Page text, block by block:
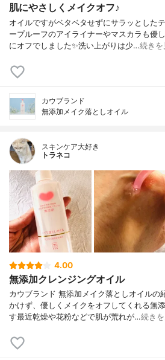
肌にやさしくメイクオフ♪
オイルですがベタベタせずにサラッとした
ープルーフのアイライナーやマスカラも優
にオフでしました✨洗い上がりは少…続きを
カウブランド
無添加メイク落としオイル
スキンケア大好き
トラネコ
4.00
無添加クレンジングオイル
カウブランド 無添加メイク落としオイルの
かけず、優しくメイクをオフしてくれる無
す最近乾燥や花粉などで肌が荒れが…続き